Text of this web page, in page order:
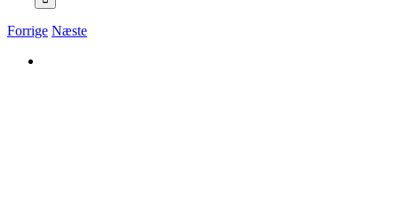
Forrige Næste